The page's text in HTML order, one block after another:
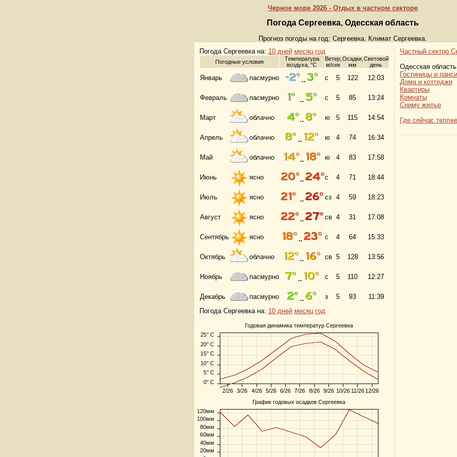
Черное море 2026 - Отдых в частном секторе
Погода Сергеевка, Одесская область
Прогноз погоды на год: Сергеевка. Климат Сергеевка.
Погода Сергеевка на: 10 дней месяц год
Погодные условия
Tемпература
воздуха, °C
Ветер,
м/сек
Осадки,
мм
Световой
день
Январь пасмурно .. с 5 122 12:03
Февраль пасмурно .. с 5 85 13:24
Март облачно .. ю 5 115 14:54
Апрель облачно .. ю 4 74 16:34
Май облачно .. ю 4 83 17:58
Июнь ясно .. с 4 71 18:44
Июль ясно .. сз 4 59 18:23
Август ясно .. св 4 31 17:08
Сентябрь ясно .. с 4 64 15:33
Октябрь облачно .. св 5 128 13:56
Ноябрь пасмурно .. с 5 110 12:27
Декабрь пасмурно .. з 5 93
11:39
Погода Сергеевка на: 10 дней месяц год
12/26
11/26
10/26
9/26
8/26
7/26
6/26
5/26
4/26
3/26
2/26
25° C
20° C
15° C
10° C
5° C
0° C
Годовая динамика температур Сергеевка
120мм
100мм
80мм
60мм
40мм
20мм
График годовых осадков Сергеевка
Частный сектор
Одесская область
Гостиницы и
Дома и коттеджи
Квартиры
Комнаты
Сниму жилье
Где сейчас